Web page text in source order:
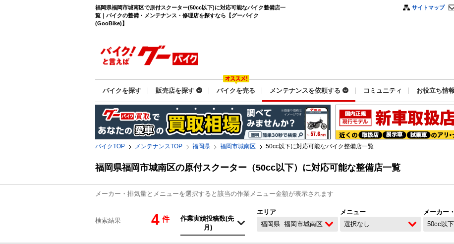
福岡県福岡市城南区で原付スクーター(50cc以下)に対応可能なバイク整備店一
覧｜バイクの整備・メンテナンス・修理店を探すなら【グーバイク
(GooBike)】
サイトマップ
バイクを探す 販売店を探す バイクを売る メンテナンスを依頼する コミュニティ お役立ち情報
バイクTOP メンテナンスTOP 福岡県 福岡市城南区 50cc以下に対応可能なバイク整備店一覧
福岡県福岡市城南区の原付スクーター（50cc以下）に対応可能な整備店一覧
メーカー・排気量とメニューを選択すると該当の作業メニュー金額が表示されます
検索結果 4 件
エリア
福岡県 福岡市城南区
メニュー
選択なし
メーカー
50cc以下